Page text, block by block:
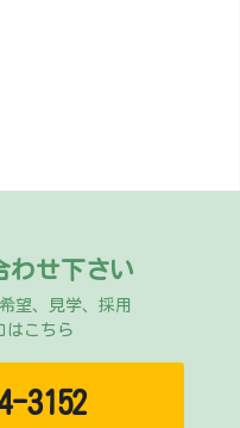
わせ下さい
望、見学、採用
はこちら
3152